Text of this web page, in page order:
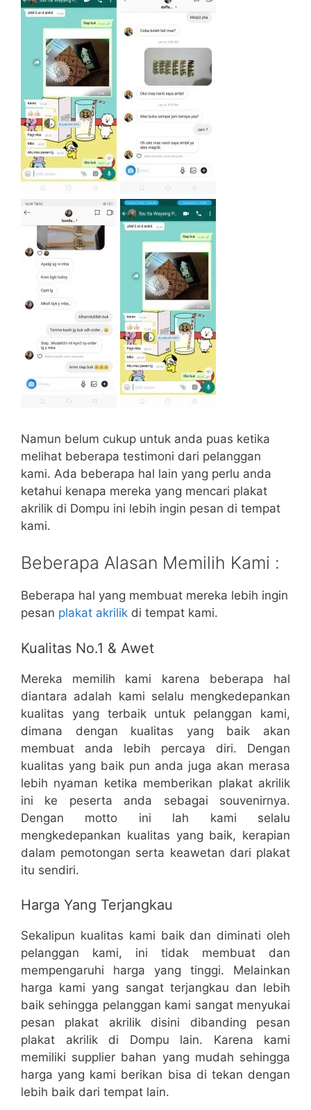
Namun belum cukup untuk anda puas ketika
melihat beberapa testimoni dari pelanggan
kami. Ada beberapa hal lain yang perlu anda
ketahui kenapa mereka yang mencari plakat
akrilik di Dompu ini lebih ingin pesan di tempat
kami.
Beberapa Alasan Memilih Kami :
Beberapa hal yang membuat mereka lebih ingin
pesan plakat akrilik di tempat kami.
Kualitas No.1 & Awet
Mereka memilih kami karena beberapa hal
diantara adalah kami selalu mengkedepankan
kualitas yang terbaik untuk pelanggan kami,
dimana dengan kualitas yang baik akan
membuat anda lebih percaya diri. Dengan
kualitas yang baik pun anda juga akan merasa
lebih nyaman ketika memberikan plakat akrilik
ini ke peserta anda sebagai souvenirnya.
Dengan motto ini lah kami selalu
mengkedepankan kualitas yang baik, kerapian
dalam pemotongan serta keawetan dari plakat
itu sendiri.
Harga Yang Terjangkau
Sekalipun kualitas kami baik dan diminati oleh
pelanggan kami, ini tidak membuat dan
mempengaruhi harga yang tinggi. Melainkan
harga kami yang sangat terjangkau dan lebih
baik sehingga pelanggan kami sangat menyukai
pesan plakat akrilik disini dibanding pesan
plakat akrilik di Dompu lain. Karena kami
memiliki supplier bahan yang mudah sehingga
harga yang kami berikan bisa di tekan dengan
lebih baik dari tempat lain.